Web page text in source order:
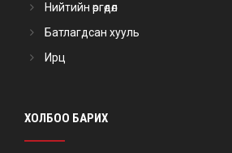
Нийтийн өргөдөл
Батлагдсан хууль
Ирц
ХОЛБОО БАРИХ